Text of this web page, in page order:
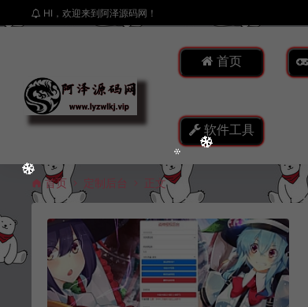
HI，欢迎来到阿泽源码网！
首页
软件工具
首页 定制后台 正文